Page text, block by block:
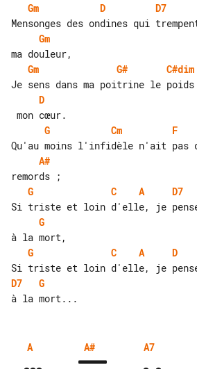
Gm
D
D7
Gm
Gm
G#
C#dim
D
G
Cm
F
A#
G
C A
D7
G
G
C A
D
D7
G
A A# A7